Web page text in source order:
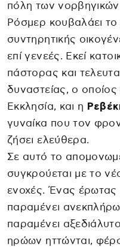
πόλη των
Ρόσμερ κουβαλάει το
συντηρητικής
επί γενεές. Εκεί
πάστορας και
δυναστείας, ο οποίος
Εκκλησία, και η
γυναίκα που τον
ζήσει ελεύθερα.
Σε αυτό το
συγκρούεται με το
ενοχές. Ένας έρωτας
παραμένει
παραμένει
ηρώων ηττώνται,